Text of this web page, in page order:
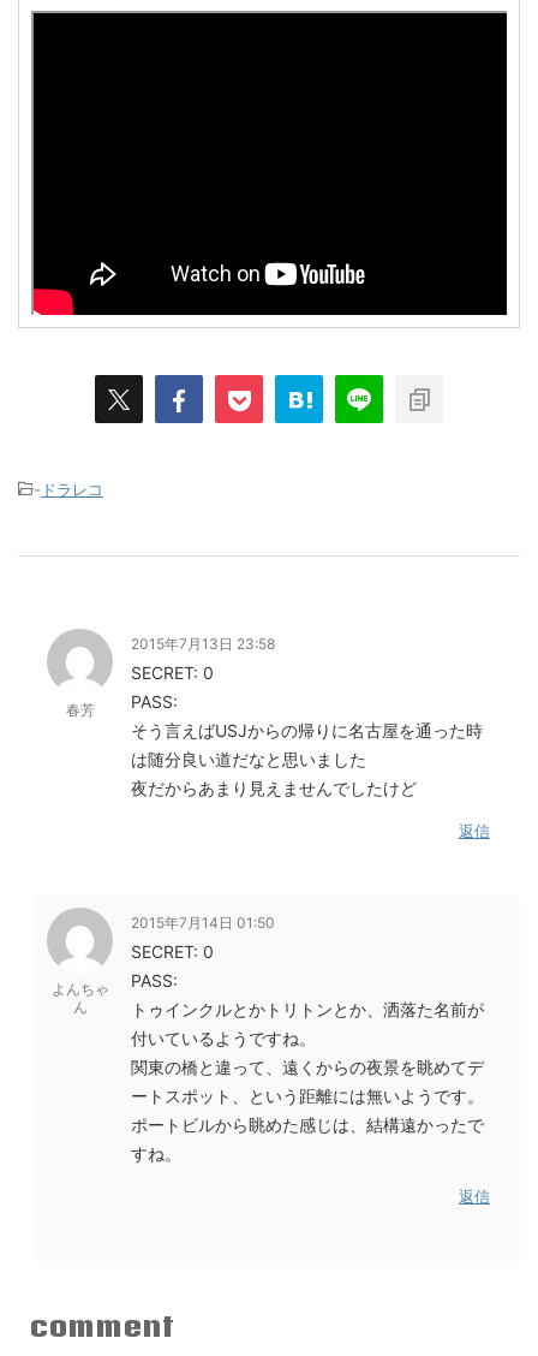
- ドラレコ
春芳
2015年7月13日 23:58
SECRET: 0
PASS:
そう言えばUSJからの帰りに名古屋を通った時
は随分良い道だなと思いました
夜だからあまり見えませんでしたけど
返信
よんちゃ
ん
2015年7月14日 01:50
SECRET: 0
PASS:
トゥインクルとかトリトンとか、洒落た名前が
付いているようですね。
関東の橋と違って、遠くからの夜景を眺めてデ
ートスポット、という距離には無いようです。
ポートビルから眺めた感じは、結構遠かったで
すね。
返信
comment